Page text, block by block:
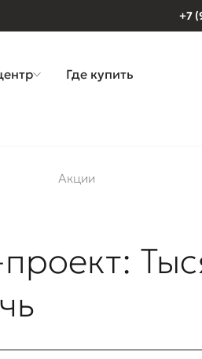
+7
Где купить
Акции